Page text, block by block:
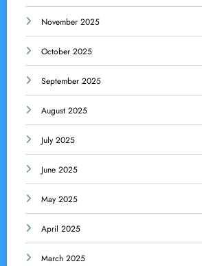
November 2025
October 2025
September 2025
August 2025
July 2025
June 2025
May 2025
April 2025
March 2025